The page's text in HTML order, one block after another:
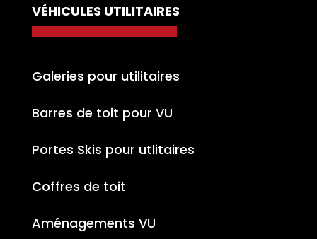
VÉHICULES UTILITAIRES
Galeries pour utilitaires
Barres de toit pour VU
Portes Skis pour utlitaires
Coffres de toit
Aménagements VU